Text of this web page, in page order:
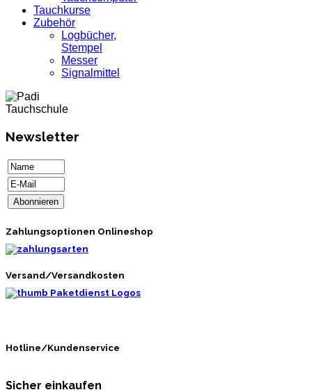
Tauchkurse
Zubehör
Logbücher,
Stempel
Messer
Signalmittel
Newsletter
Zahlungsoptionen Onlineshop
Versand/Versandkosten
Hotline/Kundenservice
Sicher einkaufen